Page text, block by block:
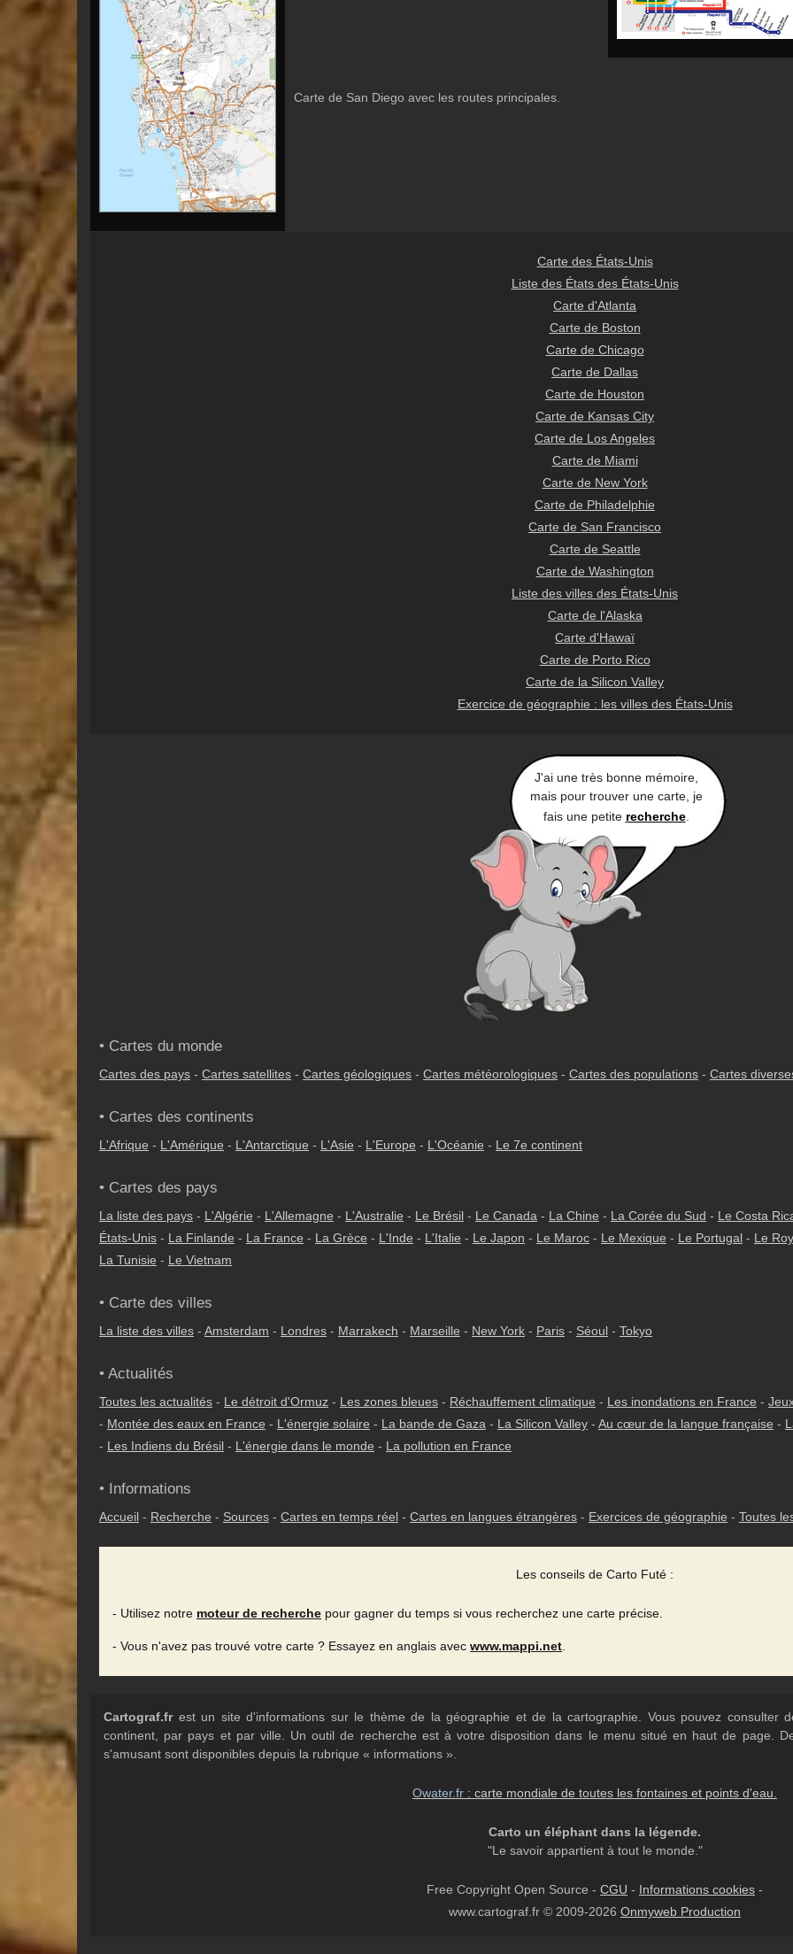
Carte de San Diego avec les routes principales.
Carte des États-Unis
Liste des États des États-Unis
Carte d'Atlanta
Carte de Boston
Carte de Chicago
Carte de Dallas
Carte de Houston
Carte de Kansas City
Carte de Los Angeles
Carte de Miami
Carte de New York
Carte de Philadelphie
Carte de San Francisco
Carte de Seattle
Carte de Washington
Liste des villes des États-Unis
Carte de l'Alaska
Carte d'Hawaï
Carte de Porto Rico
Carte de la Silicon Valley
Exercice de géographie : les villes des États-Unis
J'ai une très bonne mémoire,
mais pour trouver une carte, je
fais une petite recherche.
• Cartes du monde
Cartes des pays - Cartes satellites - Cartes géologiques - Cartes météorologiques - Cartes des populations - Cartes
• Cartes des continents
L'Afrique - L'Amérique - L'Antarctique - L'Asie - L'Europe - L'Océanie - Le 7e continent
• Cartes des pays
La liste des pays - L'Algérie - L'Allemagne - L'Australie - Le Brésil - Le Canada - La Chine - La Corée du Sud - Le Costa
États-Unis - La Finlande - La France - La Grèce - L'Inde - L'Italie - Le Japon - Le Maroc - Le Mexique - Le Portugal - Le
La Tunisie - Le Vietnam
• Carte des villes
La liste des villes - Amsterdam - Londres - Marrakech - Marseille - New York - Paris - Séoul - Tokyo
• Actualités
Toutes les actualités - Le détroit d'Ormuz - Les zones bleues - Réchauffement climatique - Les inondations en France -
- Montée des eaux en France - L'énergie solaire - La bande de Gaza - La Silicon Valley - Au cœur de la langue française -
- Les Indiens du Brésil - L'énergie dans le monde - La pollution en France
• Informations
Accueil - Recherche - Sources - Cartes en temps réel - Cartes en langues étrangères - Exercices de géographie - Toutes
Les conseils de Carto Futé :
- Utilisez notre moteur de recherche pour gagner du temps si vous recherchez une carte précise.
- Vous n'avez pas trouvé votre carte ? Essayez en anglais avec www.mappi.net
Cartograf.frest un site d'informations sur le thème de la géographie et de la cartographie. Vous pouvez consulter
continent, par pays et par ville. Un outil de recherche est à votre disposition dans le menu situé en haut de page.
s'amusant sont disponibles depuis la rubrique « informations ».
Owater.fr : carte mondiale de toutes les fontaines et points d'eau.
Carto un éléphant dans la légende.
"Le savoir appartient à tout le monde."
Free Copyright Open Source - CGU - Informations cookies -
www.cartograf.fr © 2009-2026 Onmyweb Production